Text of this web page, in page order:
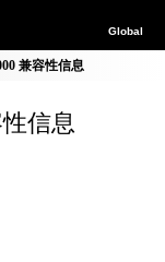
Global
兼容性信息
性信息